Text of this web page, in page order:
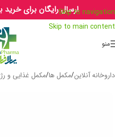
Skip to navigation
Skip to main content
ارسال رایگان برای خرید بالای
منو
داروخانه آنلاین/مکمل ها/مکمل غذایی و